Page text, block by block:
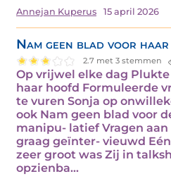
Annejan Kuperus 15 april 2026
Nam geen blad voor haar
2.7 met 3 stemmen
Op vrijwel elke dag
haar hoofd Formuleerde
te vuren Sonja op
ook Nam geen blad voor
manipu- latief Vragen
graag geïnter- vieuwd
zeer groot was Zij in
opzienba…